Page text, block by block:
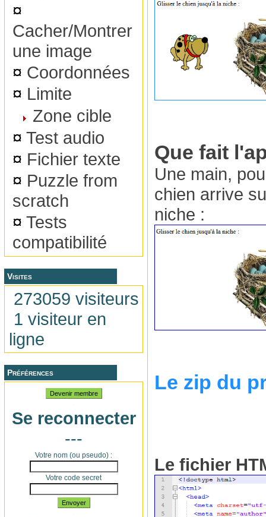
¤
Cacher/Montrer
une image
¤ Coordonnées
¤ Limite
Zone cible
¤ Test audio
¤ Fichier texte
¤ Puzzle from
scratch
¤ Tests
compatibilité
Visites
273059 visiteurs
1 visiteur en
ligne
Préférences
Devenir membre
Se reconnecter
---
Votre nom (ou pseudo) :
Votre code secret
Envoyer
Que fait
Une main,
chien arrive
niche :
Le zip du
Le fichier